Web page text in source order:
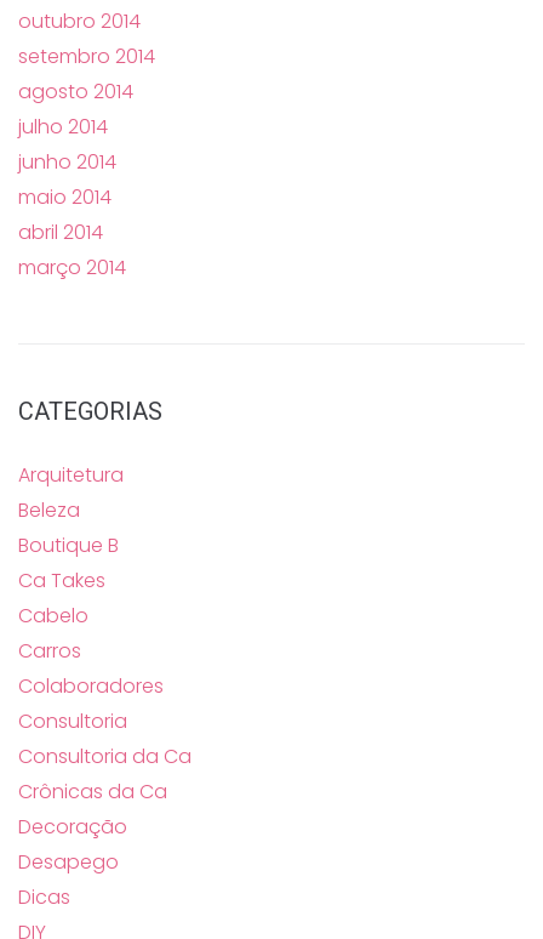
outubro 2014
setembro 2014
agosto 2014
julho 2014
junho 2014
maio 2014
abril 2014
março 2014
CATEGORIAS
Arquitetura
Beleza
Boutique B
Ca Takes
Cabelo
Carros
Colaboradores
Consultoria
Consultoria da Ca
Crônicas da Ca
Decoração
Desapego
Dicas
DIY